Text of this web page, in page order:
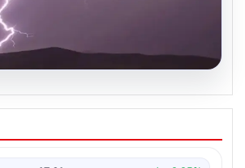
sırasında sahaya
1 futbolcu hayatını